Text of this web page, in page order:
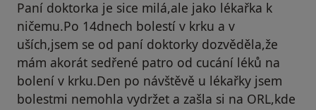
Paní doktorka je sice milá,ale jako lékařka k
ničemu.Po 14dnech bolestí v krku a v
uších,jsem se od paní doktorky dozvěděla,že
mám akorát sedřené patro od cucání léků na
bolení v krku.Den po návštěvě u lékařky jsem
bolestmi nemohla vydržet a zašla si na ORL,kde